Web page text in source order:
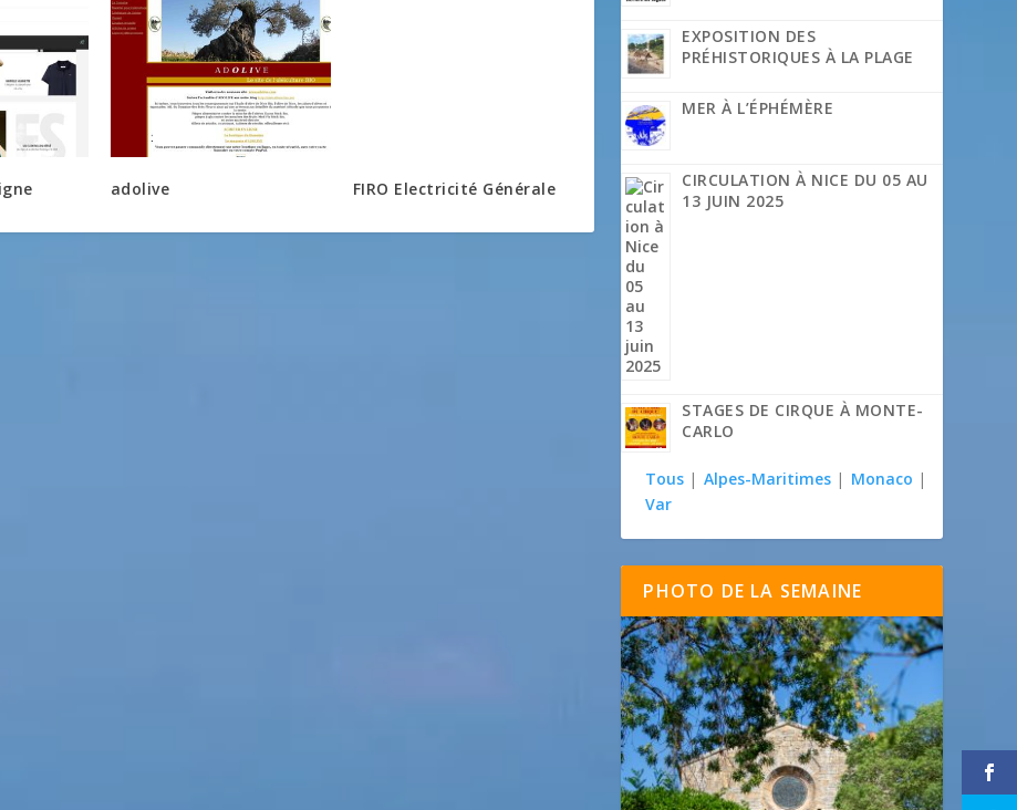
adolive FIRO Electricité Générale
EXPOSITION DES
PRÉHISTORIQUES À LA PLAGE
MER À L’ÉPHÉMÈRE
CIRCULATION À NICE DU 05 AU
13 JUIN 2025
STAGES DE CIRQUE À MONTE-
CARLO
Tous | Alpes-Maritimes | Monaco |
Var
PHOTO DE LA SEMAINE